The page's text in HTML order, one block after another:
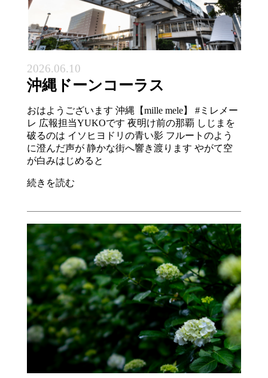
2026.06.10
沖縄ドーンコーラス
おはようございます 沖縄【mille mele】 #ミレメー
レ 広報担当YUKOです 夜明け前の那覇 しじまを
破るのは イソヒヨドリの青い影 フルートのよう
に澄んだ声が 静かな街へ響き渡ります やがて空
が白みはじめると
続きを読む